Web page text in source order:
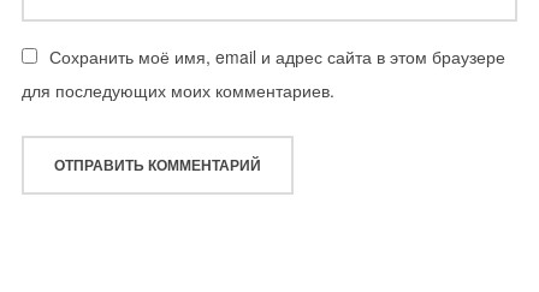
Сохранить моё имя, email и адрес сайта в этом браузере
для последующих моих комментариев.